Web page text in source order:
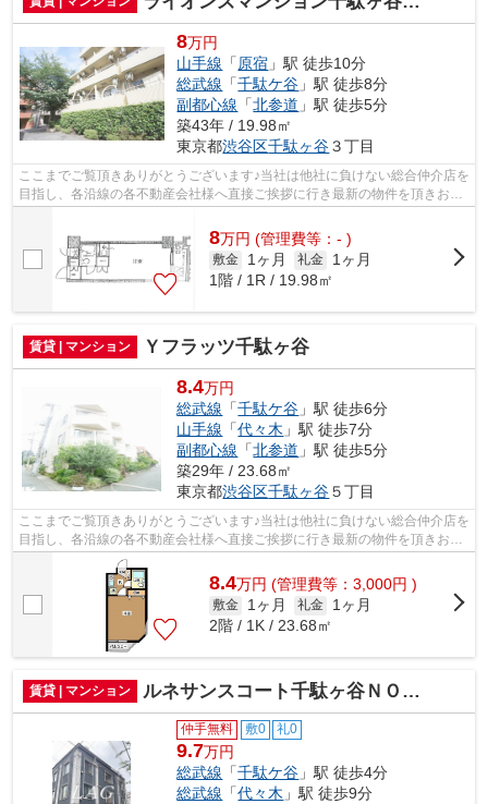
8万円
山手線 「 原宿 」駅 徒歩10分
総武線 「千駄ケ谷 」駅 徒歩8分
副都心線 「北参道 」駅 徒歩5分
築43年 / 19.98㎡
東京都渋谷区千駄ヶ谷３丁目
ここまでご覧頂きありがとうございます♪当社は他社に負けない総合仲介店を
目指し、各沿線の各不動産会社様へ直接ご挨拶に行き最新の物件を頂きお客
様へ提供しております！最新の情報は...
8万円 (管理費等：- )
敷金 1ヶ月 礼金
1ヶ月
1階 / 1R / 19.98㎡
賃貸 | マンション Ｙフラッツ千駄ヶ谷
8.4万円
総武線 「千駄ケ谷 」駅 徒歩6分
山手線 「代々木 」駅 徒歩7分
副都心線 「北参道 」駅 徒歩5分
築29年 / 23.68㎡
東京都渋谷区千駄ヶ谷５丁目
ここまでご覧頂きありがとうございます♪当社は他社に負けない総合仲介店を
目指し、各沿線の各不動産会社様へ直接ご挨拶に行き最新の物件を頂きお客
様へ提供しております！最新の情報は...
8.4万円 (管理費等：3,000円 )
敷金 1ヶ月 礼金
1ヶ月
2階 / 1K / 23.68㎡
賃貸 | マンション ルネサンスコート千駄ヶ谷ＮＯＲＴＨ
仲手無料 敷0 礼0
9.7万円
総武線 「千駄ケ谷 」駅 徒歩4分
総武線 「代々木 」駅 徒歩9分